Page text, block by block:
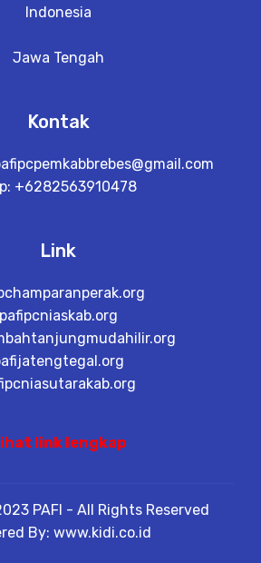
Indonesia
Jawa Tengah
Kontak
+6282563910478
Link
pafipcniaskab.org
link lengkap
PAFI - All Rights Reserved
By: www.kidi.co.id